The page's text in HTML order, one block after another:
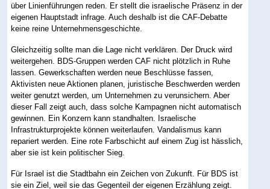
über Linienführungen reden. Er stellt die israelische Präsenz in der
eigenen Hauptstadt infrage. Auch deshalb ist die CAF-Debatte
keine reine Unternehmensgeschichte.
Gleichzeitig sollte man die Lage nicht verklären. Der Druck wird
weitergehen. BDS-Gruppen werden CAF nicht plötzlich in Ruhe
lassen. Gewerkschaften werden neue Beschlüsse fassen,
Aktivisten neue Aktionen planen, juristische Beschwerden werden
weiter genutzt werden, um Unternehmen zu verunsichern. Aber
dieser Fall zeigt auch, dass solche Kampagnen nicht automatisch
gewinnen. Ein Konzern kann standhalten. Israelische
Infrastrukturprojekte können weiterlaufen. Vandalismus kann
repariert werden. Eine rote Farbschicht auf einem Zug ist hässlich,
aber sie ist kein politischer Sieg.
Für Israel ist die Stadtbahn ein Zeichen von Zukunft. Für BDS ist
sie ein Ziel, weil sie das Gegenteil der eigenen Erzählung zeigt.